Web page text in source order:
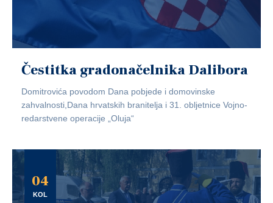
Čestitka gradonačelnika Dalibora
Domitrovića povodom Dana pobjede i domovinske
zahvalnosti,Dana hrvatskih branitelja i 31. obljetnice Vojno-
redarstvene operacije „Oluja“
04
KOL